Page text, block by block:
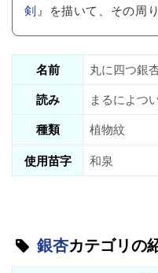
剣』を描いて、その周
名前
丸に四つ銀
読み
まるによつ
種類
植物紋
使用苗字
和泉
銀杏カテゴリの